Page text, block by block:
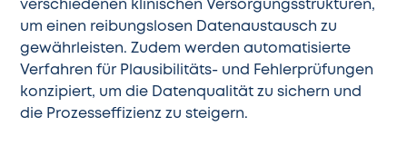
verschiedenen klinischen Versorgungsstrukturen,
um einen reibungslosen Datenaustausch zu
gewährleisten. Zudem werden automatisierte
Verfahren für Plausibilitäts- und Fehlerprüfungen
konzipiert, um die Datenqualität zu sichern und
die Prozesseffizienz zu steigern.